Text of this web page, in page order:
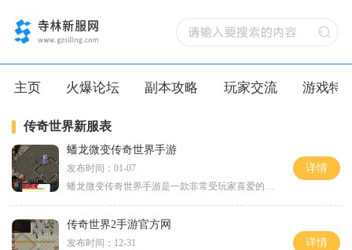
主页 火爆论坛 副本攻略 玩家交流 游戏特
传奇世界新服表
蟠龙微变传奇世界手游
发布时间：01-07
蟠龙微变传奇世界手游是一款非常受玩家喜爱的游戏。这款游戏以传奇世界为背景，充满了神秘和刺激的元素，给玩家带来了极具挑战性的游戏体验。下面将为大家详细介绍蟠龙微变传
详情
传奇世界2手游官方网
发布时间：12-31
详情